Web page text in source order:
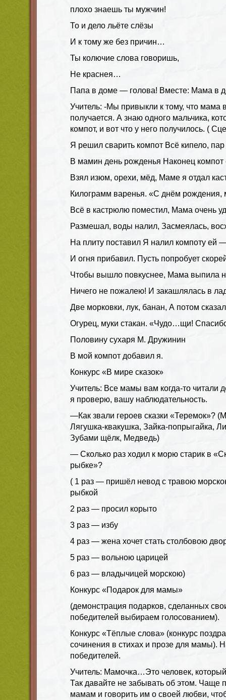
плохо знаешь ты мужчин!
То и дело льёте слёзы
И к тому же без причин…
Ты колючие слова говоришь,
Не краснея…
Папа в доме — голова! Вместе: Мама в
Учитель: -Мы привыкли к тому, что мама
получается. А знаю одного мальчика,
компот, и вот что у него получилось. (
Я решил сварить компот Всё кипело, пар
В мамин день рожденья Наконец компот
Взял изюм, орехи, мёд, Маме я отдал
Килограмм варенья. «С днём рождения,
Всё в кастрюлю поместил, Мама очень
Размешал, воды налил, Засмеялась,
На плиту поставил Я налил компоту ей
И огня прибавил. Пусть попробует
Чтобы вышло повкуснее, Мама выпила
Ничего не пожалею! И закашлялась в
Две морковки, лук, банан, А потом
Огурец, муки стакан. «Чудо…щи!
Половину сухаря М. Дружинин
В мой компот добавил я.
Конкурс «В мире сказок»
Учитель: Все мамы вам когда-то читали
я проверю, вашу наблюдательность.
—Как звали героев сказки «Теремок»?
Лягушка-квакушка, Зайка-попрыгайка,
Зубами щёлк, Медведь)
— Сколько раз ходил к морю старик в
рыбке»?
( 1 раз — пришёл невод с травою
рыбкой
2 раз — просил корыто
3 раз — избу
4 раз — жена хочет стать столбовою
5 раз — вольною царицей
6 раз — владычицей морскою)
Конкурс «Подарок для мамы»
(демонстрация подарков, сделанных
победителей выбираем голосованием).
Конкурс «Тёплые слова» (конкурс
сочинения в стихах и прозе для мамы).
победителей.
Учитель: Мамочка…Это человек,
Так давайте не забывать об этом. Чаще
мамам и говорить им о своей любви,